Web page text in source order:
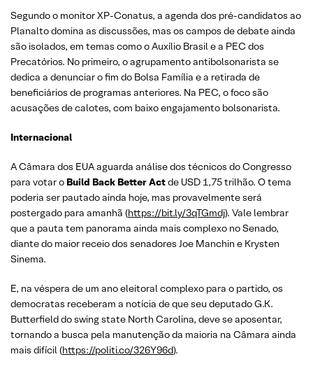
Segundo o monitor XP-Conatus, a agenda dos pré-candidatos ao
Planalto domina as discussões, mas os campos de debate ainda
são isolados, em temas como o Auxílio Brasil e a PEC dos
Precatórios. No primeiro, o agrupamento antibolsonarista se
dedica a denunciar o fim do Bolsa Família e a retirada de
beneficiários de programas anteriores. Na PEC, o foco são
acusações de calotes, com baixo engajamento bolsonarista.
Internacional
A Câmara dos EUA aguarda análise dos técnicos do Congresso
para votar o Build Back Better Actde USD 1,75 trilhão. O tema
poderia ser pautado ainda hoje, mas provavelmente será
postergado para amanhã (https://bit.ly/3qTGmdj). Vale lembrar
que a pauta tem panorama ainda mais complexo no Senado,
diante do maior receio dos senadores Joe Manchin e Krysten
Sinema.
E, na véspera de um ano eleitoral complexo para o partido, os
democratas receberam a notícia de que seu deputado G.K.
Butterfield do swing state North Carolina, deve se aposentar,
tornando a busca pela manutenção da maioria na Câmara ainda
mais difícil (https://politi.co/326Y96d).